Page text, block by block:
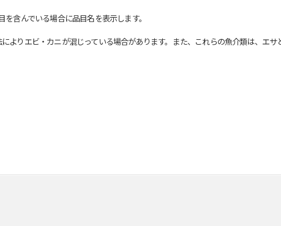
含んでいる場合に品目名を表示します。
りエビ・カニが混じっている場合があります。また、これらの魚介類は、エサ